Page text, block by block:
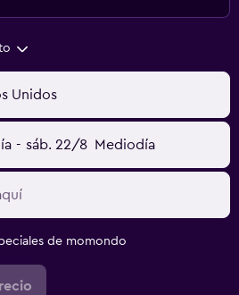
Unidos
- sáb. 22/8 Mediodía
de momondo